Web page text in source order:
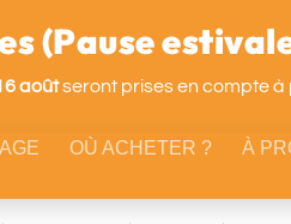
(Pause
aoûtseront prises en compte à
OÙ ACHETER ? À